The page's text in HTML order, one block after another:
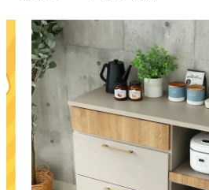
キーワード・商品番号で探す
最短発送